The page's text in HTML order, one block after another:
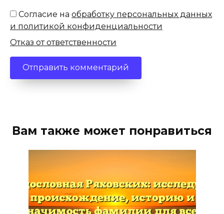
Согласие на обработку персональных данных
и политикой конфиденциальности
Отказ от ответственности
Вам также может понравиться